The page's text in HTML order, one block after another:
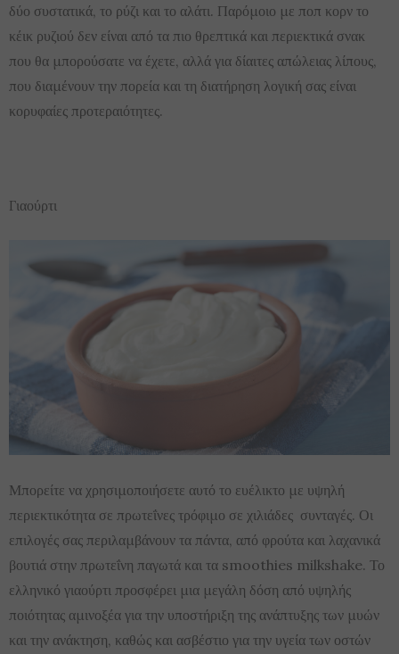
δύο συστατικά, το ρύζι και το αλάτι. Παρόμοιο με ποπ κορν το
κέικ ρυζιού δεν είναι από τα πιο θρεπτικά και περιεκτικά σνακ
που θα μπορούσατε να έχετε, αλλά για δίαιτες απώλειας λίπους,
που διαμένουν την πορεία και τη διατήρηση λογική σας είναι
κορυφαίες προτεραιότητες.
Γιαούρτι
Μπορείτε να χρησιμοποιήσετε αυτό το ευέλικτο με υψηλή
περιεκτικότητα σε πρωτεΐνες τρόφιμο σε χιλιάδες συνταγές. Οι
επιλογές σας περιλαμβάνουν τα πάντα, από φρούτα και λαχανικά
βουτιά στην πρωτεΐνη παγωτά και τα smoothies milkshake. Το
ελληνικό γιαούρτι προσφέρει μια μεγάλη δόση από υψηλής
ποιότητας αμινοξέα για την υποστήριξη της ανάπτυξης των μυών
και την ανάκτηση, καθώς και ασβέστιο για την υγεία των οστών